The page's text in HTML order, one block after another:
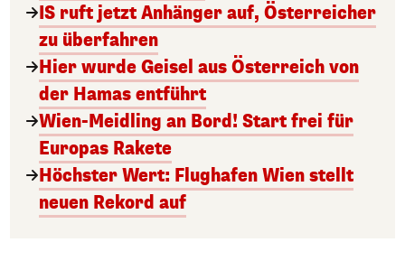
IS ruft jetzt Anhänger auf, Österreicher
zu überfahren
Hier wurde Geisel aus Österreich von
der Hamas entführt
Wien-Meidling an Bord! Start frei für
Europas Rakete
Höchster Wert: Flughafen Wien stellt
neuen Rekord auf